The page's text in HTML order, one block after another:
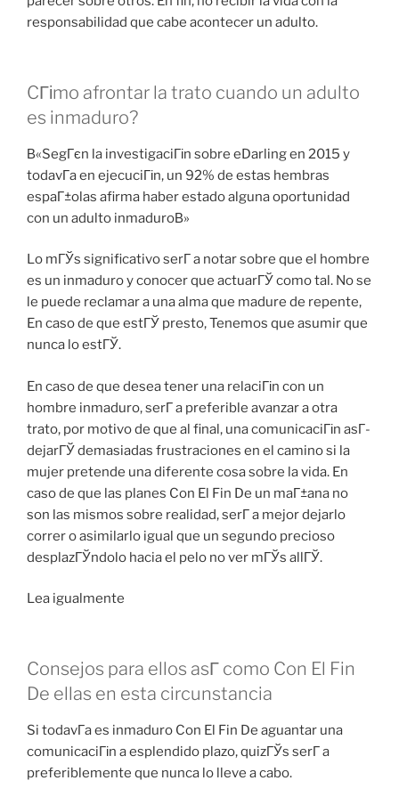
responsabilidad que cabe acontecer un adulto.
CГіmo afrontar la trato cuando un adulto
es inmaduro?
В«SegГєn la investigaciГіn sobre eDarling en 2015 y
todavГ­a en ejecuciГіn, un 92% de estas hembras
espaГ±olas afirma haber estado alguna oportunidad
con un adulto inmaduroВ»
Lo mГЎs significativo serГ­ a notar sobre que el hombre
es un inmaduro y conocer que actuarГЎ como tal. No se
le puede reclamar a una alma que madure de repente,
En caso de que estГЎ presto, Tenemos que asumir que
nunca lo estГЎ.
En caso de que desea tener una relaciГіn con un
hombre inmaduro, serГ­ a preferible avanzar a otra
trato, por motivo de que al final, una comunicaciГіn asГ­
dejarГЎ demasiadas frustraciones en el camino si la
mujer pretende una diferente cosa sobre la vida. En
caso de que las planes Con El Fin De un maГ±ana no
son las mismos sobre realidad, serГ­ a mejor dejarlo
correr o asimilarlo igual que un segundo precioso
desplazГЎndolo hacia el pelo no ver mГЎs allГЎ.
Lea igualmente
Consejos para ellos asГ­ como Con El Fin
De ellas en esta circunstancia
Si todavГ­a es inmaduro Con El Fin De aguantar una
comunicaciГіn a esplendido plazo, quizГЎs serГ­ a
preferiblemente que nunca lo lleve a cabo.